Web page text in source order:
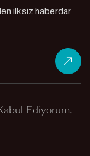
ilk siz haberdar
Ediyorum.